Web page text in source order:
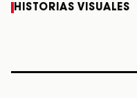
HISTORIAS VISUALES
a Monterrey el
Staiti,